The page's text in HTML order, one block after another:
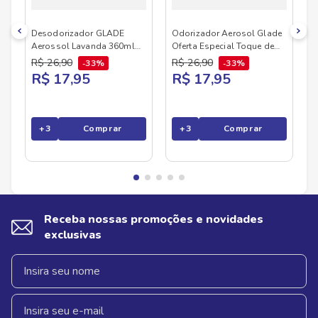
casa refletir quem você é.
Desodorizador GLADE
Aerossol Lavanda 360ml
Oferta Especial
R$ 26,90 33%
R$ 17,95
+3 Comprar
Odorizador Aerosol Glade
Oferta Especial Toque de
Maciez 360ml
R$ 26,90 33%
R$ 17,95
+3 Comprar
Receba nossas promoções e novidades
exclusivas